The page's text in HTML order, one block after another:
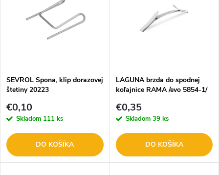
e
p
r
o
s
p
r
o
SEVROL Spona, klip dorazovej
štetiny 20223
€0,10
Skladom 111 ks
DO KOŠÍKA
LAGUNA brzda do spodnej
koľajnice RAMA /evo 5854-1/
€0,35
Skladom 39 ks
DO KOŠÍKA